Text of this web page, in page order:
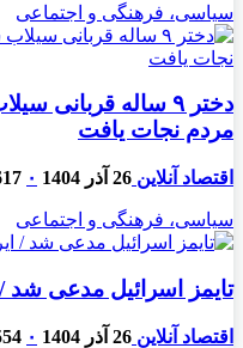
سیاسی، فرهنگی و اجتماعی
مردم نجات یافت
اقتصاد آنلاین 26 آذر 1404 ۰
سیاسی، فرهنگی و اجتماعی
تایمز اسرائیل مدعی
اقتصاد آنلاین 26 آذر 1404 ۰